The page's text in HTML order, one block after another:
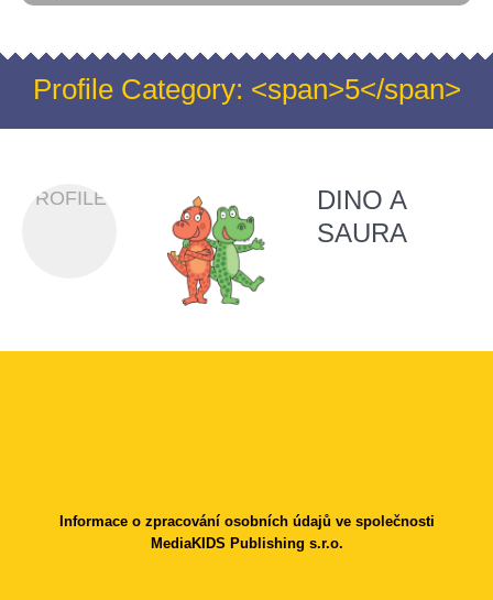
Profile Category: <span>5</span>
PROFILES
DINO A
SAURA
Informace o zpracování osobních údajů ve společnosti
MediaKIDS Publishing s.r.o.